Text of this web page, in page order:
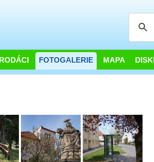
RODÁCI FOTOGALERIE MAPA